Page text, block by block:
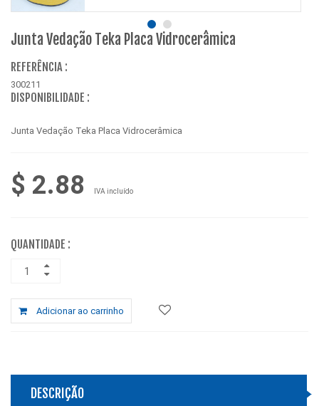
Junta Vedação Teka Placa Vidrocerâmica
REFERÊNCIA :
300211
DISPONIBILIDADE :
Junta Vedação Teka Placa Vidrocerâmica
$ 2.88 IVA incluído
QUANTIDADE :
Adicionar ao carrinho
DESCRIÇÃO